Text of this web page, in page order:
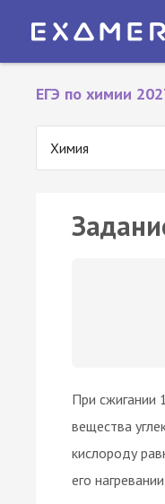
ЕГЭ по химии
Химия
При сжигании
вещества
кислороду
его